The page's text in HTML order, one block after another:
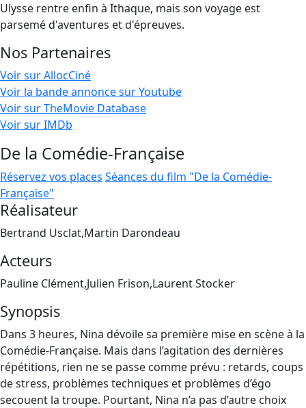
Ulysse rentre enfin à Ithaque, mais son voyage est
parsemé d'aventures et d'épreuves.
Nos Partenaires
Voir sur AllocCiné
Voir la bande annonce sur Youtube
Voir sur TheMovie Database
Voir sur IMDb
De la Comédie-Française
Réservez vos places Séances du film "De la Comédie-
Française"
Réalisateur
Bertrand Usclat,Martin Darondeau
Acteurs
Pauline Clément,Julien Frison,Laurent Stocker
Synopsis
Dans 3 heures, Nina dévoile sa première mise en scène à la
Comédie-Française. Mais dans l’agitation des dernières
répétitions, rien ne se passe comme prévu : retards, coups
de stress, problèmes techniques et problèmes d’égo
secouent la troupe. Pourtant, Nina n’a pas d’autre choix